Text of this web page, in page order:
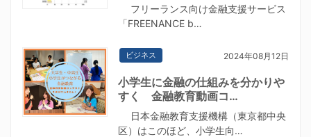
フリーランス向け金融支援サービス
「FREENANCE b…
ビジネス 2024年08月12日
小学生に金融の仕組みを分かりや
すく 金融教育動画コ…
日本金融教育支援機構（東京都中央
区）はこのほど、小学生向…